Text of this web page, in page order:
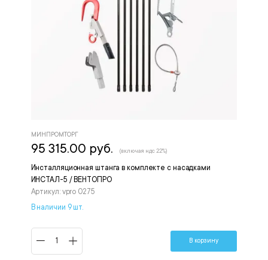
Инсталляционная штанга в комплекте с насадками
ИНСТАЛ-5 / ВЕНТОПРО
Артикул: vpro 0275
МИНПРОМТОРГ
95 315.00 руб. (включая ндс 22%)
В наличии 9 шт.
В корзину